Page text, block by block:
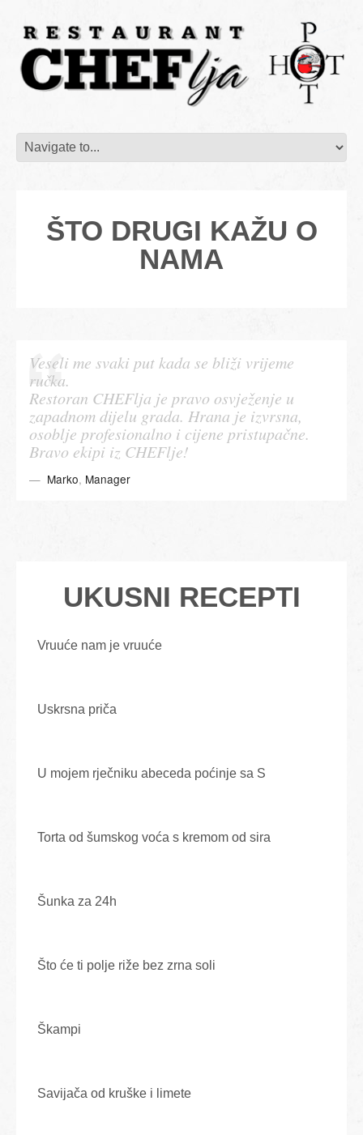
ŠTO DRUGI KAŽU O
NAMA
Veseli me svaki put kada se bliži vrijeme
ručka.
Restoran CHEFlja je pravo osvježenje u
zapadnom dijelu grada. Hrana je izvrsna,
osoblje profesionalno i cijene pristupačne.
Bravo ekipi iz CHEFlje!
Marko, Manager
UKUSNI RECEPTI
Vruuće nam je vruuće
Uskrsna priča
U mojem rječniku abeceda poćinje sa S
Torta od šumskog voća s kremom od sira
Šunka za 24h
Što će ti polje riže bez zrna soli
Škampi
Savijača od kruške i limete